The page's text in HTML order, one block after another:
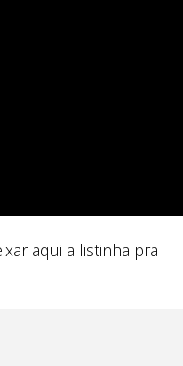
aqui a listinha pra